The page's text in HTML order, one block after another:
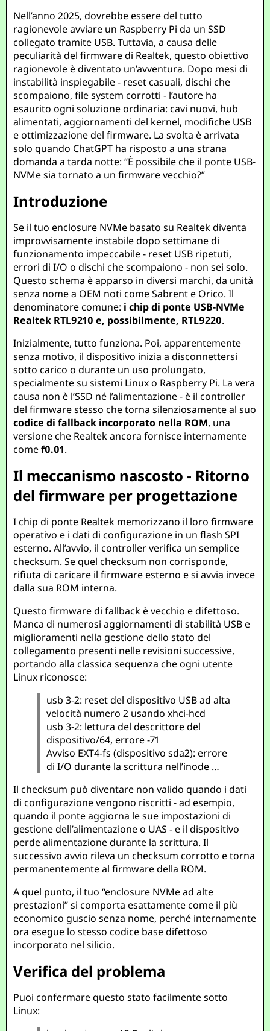
Nell’anno 2025, dovrebbe essere del tutto
ragionevole avviare un Raspberry Pi da un SSD
collegato tramite USB. Tuttavia, a causa delle
peculiarità del firmware di Realtek, questo obiettivo
ragionevole è diventato un’avventura. Dopo mesi di
instabilità inspiegabile - reset casuali, dischi che
scompaiono, file system corrotti - l’autore ha
esaurito ogni soluzione ordinaria: cavi nuovi, hub
alimentati, aggiornamenti del kernel, modifiche USB
e ottimizzazione del firmware. La svolta è arrivata
solo quando ChatGPT ha risposto a una strana
domanda a tarda notte: “È possibile che il ponte USB-
NVMe sia tornato a un firmware vecchio?”
Introduzione
Se il tuo enclosure NVMe basato su Realtek diventa
improvvisamente instabile dopo settimane di
funzionamento impeccabile - reset USB ripetuti,
errori di I/O o dischi che scompaiono - non sei solo.
Questo schema è apparso in diversi marchi, da unità
senza nome a OEM noti come Sabrent e Orico. Il
denominatore comune: i chip di ponte USB-NVMe
Realtek RTL9210 e, possibilmente, RTL9220.
Inizialmente, tutto funziona. Poi, apparentemente
senza motivo, il dispositivo inizia a disconnettersi
sotto carico o durante un uso prolungato,
specialmente su sistemi Linux o Raspberry Pi. La vera
causa non è l’SSD né l’alimentazione - è il controller
del firmware stesso che torna silenziosamente al suo
codice di fallback incorporato nella ROM, una
versione che Realtek ancora fornisce internamente
comef0.01.
Il meccanismo nascosto - Ritorno
del firmware per progettazione
I chip di ponte Realtek memorizzano il loro firmware
operativo e i dati di configurazione in un flash SPI
esterno. All’avvio, il controller verifica un semplice
checksum. Se quel checksum non corrisponde,
rifiuta di caricare il firmware esterno e si avvia invece
dalla sua ROM interna.
Questo firmware di fallback è vecchio e difettoso.
Manca di numerosi aggiornamenti di stabilità USB e
miglioramenti nella gestione dello stato del
collegamento presenti nelle revisioni successive,
portando alla classica sequenza che ogni utente
Linux riconosce:
usb 3-2: reset del dispositivo USB ad alta
velocità numero 2 usando xhci-hcd
usb 3-2: lettura del descrittore del
dispositivo/64, errore -71
Avviso EXT4-fs (dispositivo sda2): errore
di I/O durante la scrittura nell’inode …
Il checksum può diventare non valido quando i dati
di configurazione vengono riscritti - ad esempio,
quando il ponte aggiorna le sue impostazioni di
gestione dell’alimentazione o UAS - e il dispositivo
perde alimentazione durante la scrittura. Il
successivo avvio rileva un checksum corrotto e torna
permanentemente al firmware della ROM.
A quel punto, il tuo “enclosure NVMe ad alte
prestazioni” si comporta esattamente come il più
economico guscio senza nome, perché internamente
ora esegue lo stesso codice base difettoso
incorporato nel silicio.
Verifica del problema
Puoi confermare questo stato facilmente sotto
Linux: